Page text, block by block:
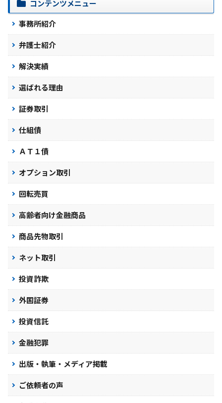
コンテンツメニュー
事務所紹介
弁護士紹介
解決実績
選ばれる理由
証券取引
仕組債
ＡＴ１債
オプション取引
回転売買
高齢者向け金融商品
商品先物取引
ネット取引
投資詐欺
外国証券
投資信託
金融犯罪
出版・執筆・メディア掲載
ご依頼者の声